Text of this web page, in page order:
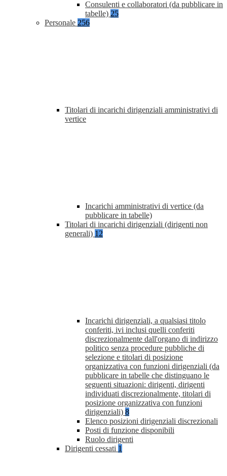
Consulenti e collaboratori (da pubblicare in
tabelle) 25
Personale 256
Titolari di incarichi dirigenziali amministrativi di
vertice
Incarichi amministrativi di vertice (da
pubblicare in tabelle)
Titolari di incarichi dirigenziali (dirigenti non
generali) 12
Incarichi dirigenziali, a qualsiasi titolo
conferiti, ivi inclusi quelli conferiti
discrezionalmente dall'organo di indirizzo
politico senza procedure pubbliche di
selezione e titolari di posizione
organizzativa con funzioni dirigenziali (da
pubblicare in tabelle che distinguano le
seguenti situazioni: dirigenti, dirigenti
individuati discrezionalmente, titolari di
posizione organizzativa con funzioni
dirigenziali) 8
Elenco posizioni dirigenziali discrezionali
Posti di funzione disponibili
Ruolo dirigenti
Dirigenti cessati 1